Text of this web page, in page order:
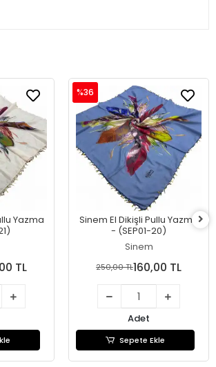
Yazma
TL
Sinem El Dikişli Pullu Yazma
- (SEP01-20)
Sinem
%36
250,00 TL160,00 TL
Adet
Sepete Ekle